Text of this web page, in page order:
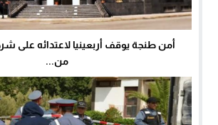
أمن طنجة يوقف أربعينيا لاعتدائه على
من...